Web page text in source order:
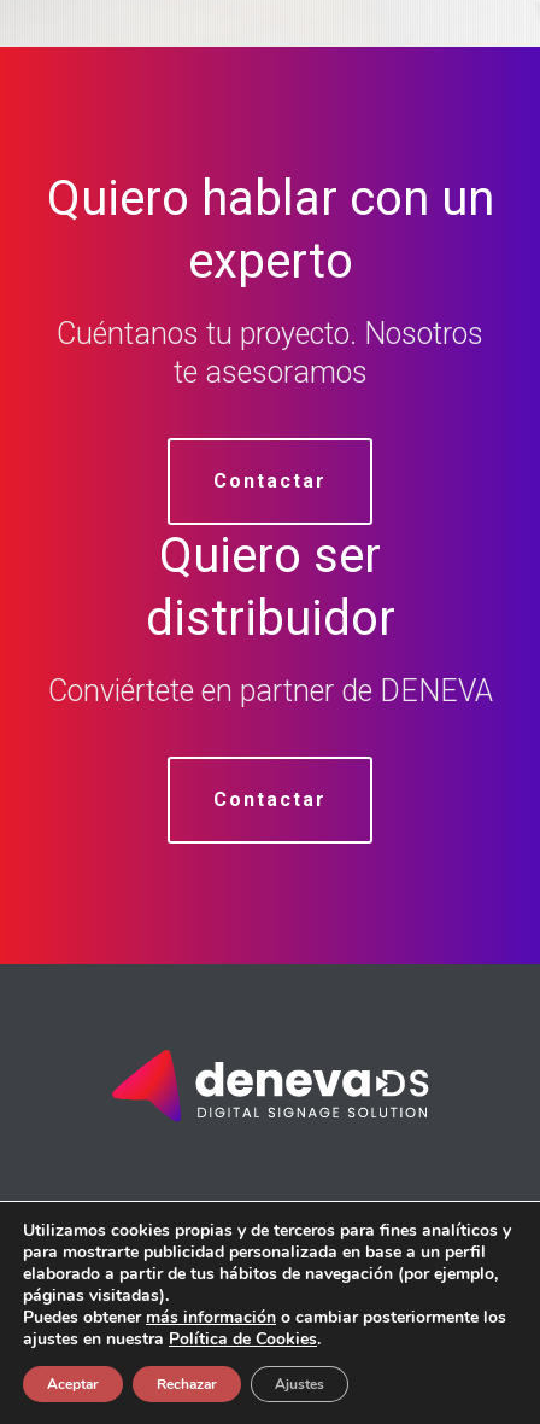
Quiero hablar con un
experto
Cuéntanos tu proyecto. Nosotros
te asesoramos
Contactar
Quiero ser
distribuidor
Conviértete en partner de DENEVA
Contactar
FOLLOW US ON
Av/ Santiago Amón 3-5
Utilizamos cookies propias y de terceros para fines analíticos y
para mostrarte publicidad personalizada en base a un perfil
elaborado a partir de tus hábitos de navegación (por ejemplo,
páginas visitadas).
Puedes obtener más información o cambiar posteriormente los
ajustes en nuestra Política de Cookies.
Aceptar Rechazar Ajustes